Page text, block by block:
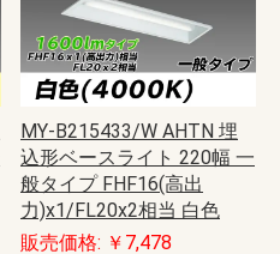
MY-B215433/W AHTN 埋
込形ベースライト 220幅 一
般タイプ FHF16(高出
力)x1/FL20x2相当 白色
販売価格: ￥7,478